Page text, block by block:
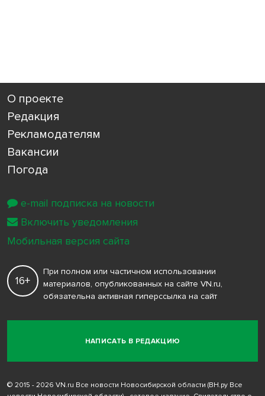
О проекте
Редакция
Рекламодателям
Вакансии
Погода
НАПИСАТЬ В РЕДАКЦИЮ
16+
При полном или частичном использовании
материалов, опубликованных на сайте VN.ru,
обязательна активная гиперссылка на сайт
© 2015 - 2026 VN.ru Все новости Новосибирской области (ВН.ру Все
e-mail подписка на новости
Включить уведомления
Мобильная версия сайта